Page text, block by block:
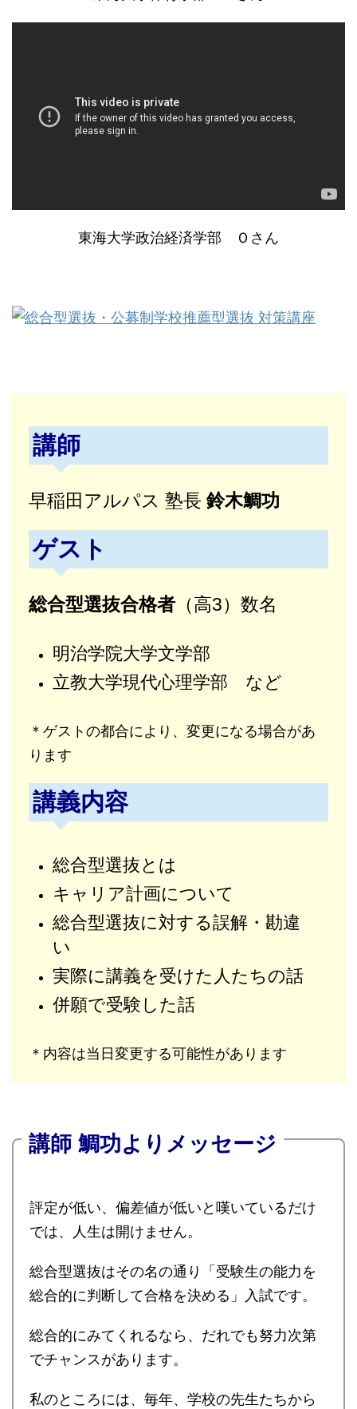
東海大学政治経済学部 Ｏさん
講師
早稲田アルパス 塾長 鈴木鯛功
ゲスト
総合型選抜合格者 （高3）数名
明治学院大学文学部
立教大学現代心理学部 など
＊ゲストの都合により、変更になる場合があ
ります
講義内容
総合型選抜とは
キャリア計画について
総合型選抜に対する誤解・勘違
い
実際に講義を受けた人たちの話
併願で受験した話
＊内容は当日変更する可能性があります
講師 鯛功よりメッセージ
評定が低い、偏差値が低いと嘆いているだけ
では、人生は開けません。
総合型選抜はその名の通り「受験生の能力を
総合的に判断して合格を決める」入試です。
総合的にみてくれるなら、だれでも努力次第
でチャンスがあります。
私のところには、毎年、学校の先生たちから